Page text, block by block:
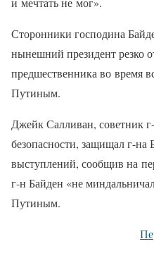
Сторонники господина
нынешний президент резко
предшественника во время
Путиным.
Джейк Салливан, советник
безопасности, защищал г-на
выступлений, сообщив на
г-н Байден «не
Путиным.